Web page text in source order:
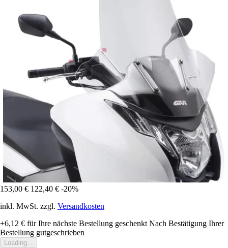
153,00 € 122,40 € -20%
inkl. MwSt. zzgl. Versandkosten
+6,12 € für Ihre nächste Bestellung geschenkt Nach Bestätigung Ihrer
Bestellung gutgeschrieben
Loading...